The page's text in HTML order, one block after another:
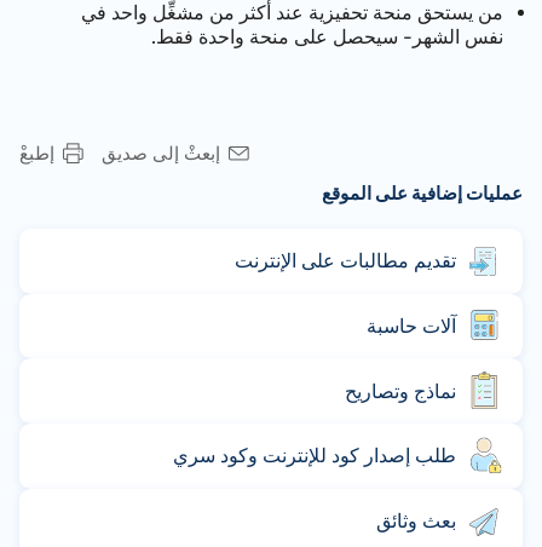
من يستحق منحة تحفيزية عند أكثر من مشغِّل واحد في
نفس الشهر- سيحصل على منحة واحدة فقط.
إطبعْ
إبعثْ إلى صديق
عمليات إضافية على الموقع
تقديم مطالبات على الإنترنت
آلات حاسبة
نماذج وتصاريح
طلب إصدار كود للإنترنت وكود سري
بعث وثائق